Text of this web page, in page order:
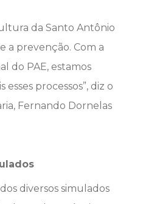
da Santo Antônio
a prevenção. Com a
do PAE, estamos
processos”, diz o
Fernando Dornelas
diversos simulados